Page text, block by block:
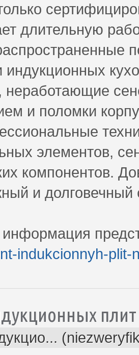
длительную
индукционных
неработающие
и поломки
элементов,
компонентов.
и долговечный
indukcionnyh-plit-
плит